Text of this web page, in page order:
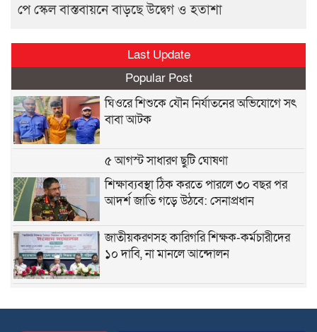
পে স্কেল বাস্তবায়নে বাড়ছে উদ্বেগ ও হতাশা
Last Update
Popular Post
ঘিওরে শিশুকে যৌন নির্যাতনের অভিযোগে সৎ
বাবা আটক
৫ আগস্ট সাধারণ ছুটি ঘোষণা
শিক্ষাব্যবস্থা ঠিক করতে পারলে ৩০ বছর পর
আদর্শ জাতি গড়ে উঠবে: সেনাপ্রধান
জাতীয়করণসহ কারিগরি শিক্ষক-কর্মচারীদের
১০ দাবি, না মানলে আন্দোলন
বাস্তবায়নের দাবিতে মানববন্ধন